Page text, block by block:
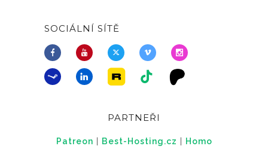
SOCIÁLNÍ SÍTĚ
PARTNEŘI
Patreon Best-Hosting.cz Homo